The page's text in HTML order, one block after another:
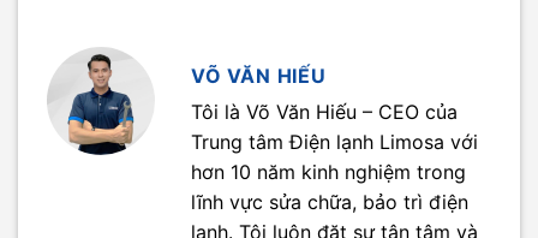
VÕ VĂN HIẾU
Tôi là Võ Văn Hiếu – CEO của
Trung tâm Điện lạnh Limosa với
hơn 10 năm kinh nghiệm trong
lĩnh vực sửa chữa, bảo trì điện
lạnh. Tôi luôn đặt sự tận tâm và